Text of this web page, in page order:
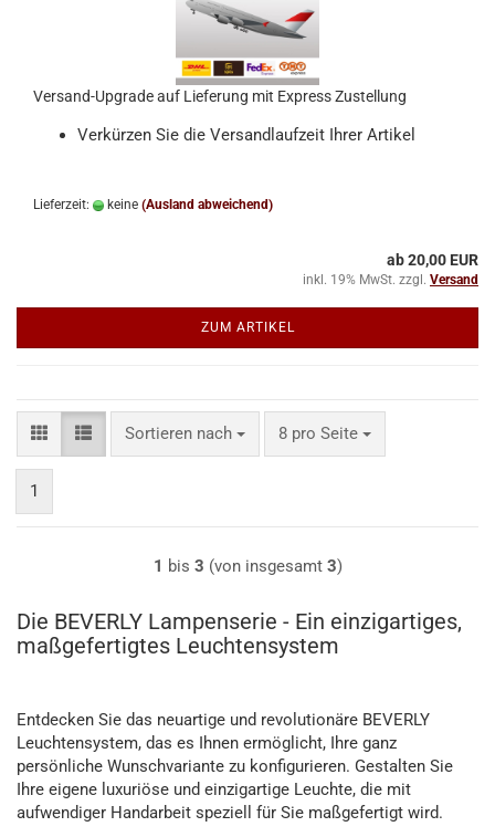
Versand-Upgrade auf Lieferung mit Express Zustellung
Verkürzen Sie die Versandlaufzeit Ihrer Artikel
Lieferzeit: keine (Ausland abweichend)
ab 20,00 EUR
inkl. 19% MwSt. zzgl. Versand
ZUM ARTIKEL
Sortieren nach
Sortieren nach 8 pro Seite
pro Seite
1
1 bis 3 (von insgesamt 3)
Die BEVERLY Lampenserie - Ein einzigartiges,
maßgefertigtes Leuchtensystem
Entdecken Sie das neuartige und revolutionäre BEVERLY
Leuchtensystem, das es Ihnen ermöglicht, Ihre ganz
persönliche Wunschvariante zu konfigurieren. Gestalten Sie
Ihre eigene luxuriöse und einzigartige Leuchte, die mit
aufwendiger Handarbeit speziell für Sie maßgefertigt wird.